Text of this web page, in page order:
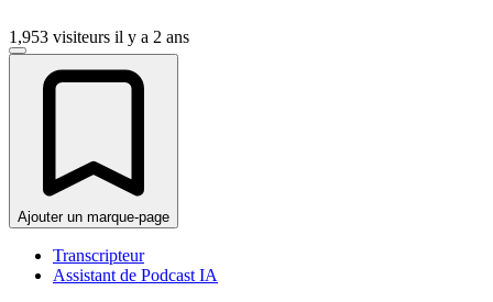
1,953 visiteurs il y a 2 ans
Ajouter un marque-page
Transcripteur
Assistant de Podcast IA